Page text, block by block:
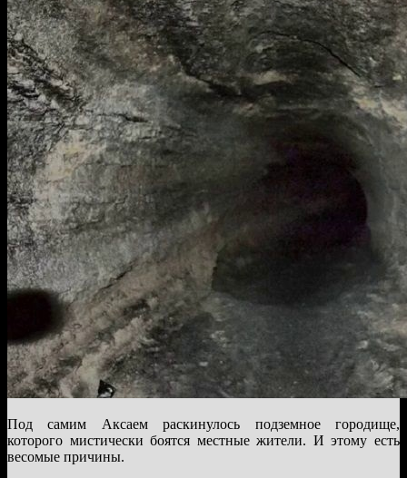
Под самим Аксаем раскинулось подземное городище,
которого мистически боятся местные жители. И этому есть
весомые причины.